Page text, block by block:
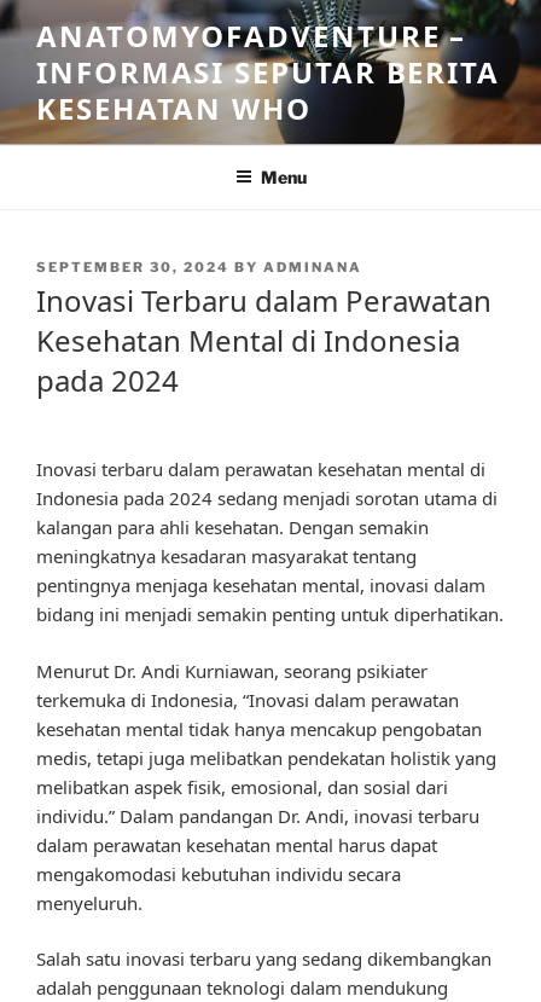
Skip
to
content
ANATOMYOFADVENTURE –
INFORMASI SEPUTAR BERITA
KESEHATAN WHO
Menu
POSTED
SEPTEMBER 30, 2024 BY ADMINANA
Inovasi Terbaru dalam Perawatan
Kesehatan Mental di Indonesia
pada 2024
Inovasi terbaru dalam perawatan kesehatan mental di
Indonesia pada 2024 sedang menjadi sorotan utama di
kalangan para ahli kesehatan. Dengan semakin
meningkatnya kesadaran masyarakat tentang
pentingnya menjaga kesehatan mental, inovasi dalam
bidang ini menjadi semakin penting untuk diperhatikan.
Menurut Dr. Andi Kurniawan, seorang psikiater
terkemuka di Indonesia, “Inovasi dalam perawatan
kesehatan mental tidak hanya mencakup pengobatan
medis, tetapi juga melibatkan pendekatan holistik yang
melibatkan aspek fisik, emosional, dan sosial dari
individu.” Dalam pandangan Dr. Andi, inovasi terbaru
dalam perawatan kesehatan mental harus dapat
mengakomodasi kebutuhan individu secara
menyeluruh.
Salah satu inovasi terbaru yang sedang dikembangkan
adalah penggunaan teknologi dalam mendukung